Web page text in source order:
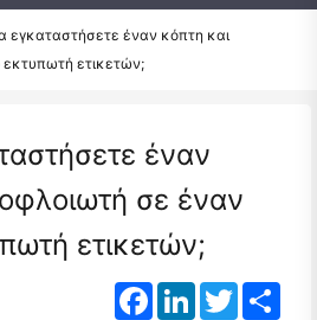
εγκαταστήσετε έναν κόπτη και
ετικετών;
έναν
σε έναν
ετικετών;
FacebookLinkedInTwitter